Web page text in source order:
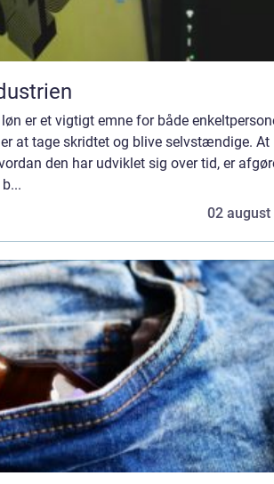
er et vigtigt emne for både
at tage skridtet og blive selvstændige. At
den har udviklet sig over tid, er
02 august